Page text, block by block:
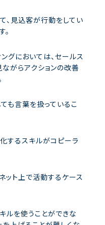
、見込客が行動をしてい
グにおいては、セールス
がらアクションの改善
も言葉を扱っているこ
するスキルがコピーラ
ット上で活動するケース
ルを使うことができな